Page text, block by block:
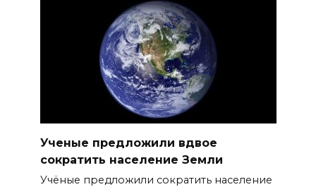
Ученые предложили вдвое
сократить население Земли
Учёные предложили сократить население